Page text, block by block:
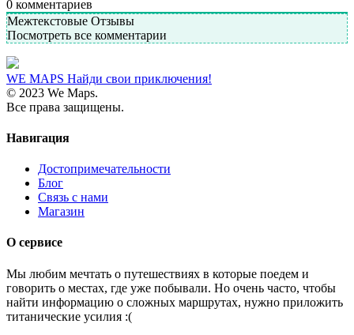
0 комментариев
Межтекстовые Отзывы
Посмотреть все комментарии
WE MAPS Найди свои приключения!
© 2023 We Maps.
Все права защищены.
Навигация
Достопримечательности
Блог
Связь с нами
Магазин
О сервисе
Мы любим мечтать о путешествиях в которые поедем и
говорить о местах, где уже побывали. Но очень часто, чтобы
найти информацию о сложных маршрутах, нужно приложить
титанические усилия :(